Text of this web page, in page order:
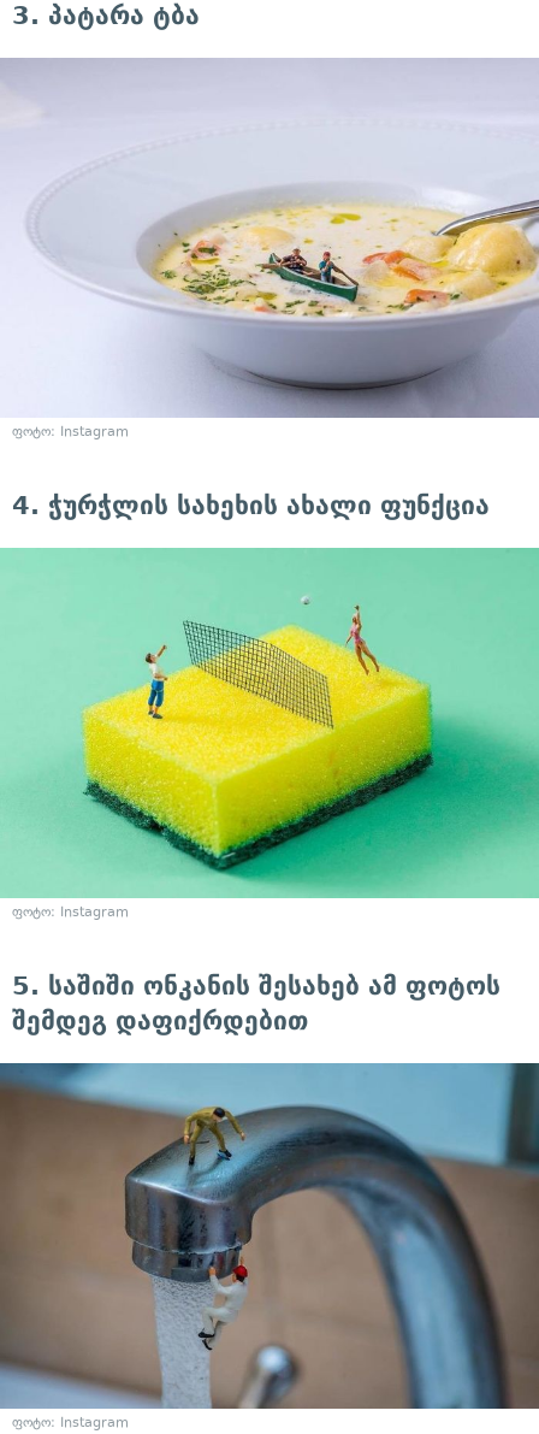
3. პატარა ტბა
ფოტო: Instagram
4. ჭურჭლის სახეხის ახალი ფუნქცია
ფოტო: Instagram
5. საშიში ონკანის შესახებ ამ ფოტოს
შემდეგ დაფიქრდებით
ფოტო: Instagram